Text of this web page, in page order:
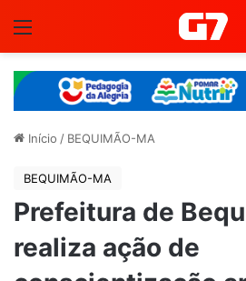
Início / BEQUIMÃO-MA
BEQUIMÃO-MA
Prefeitura de
realiza ação de